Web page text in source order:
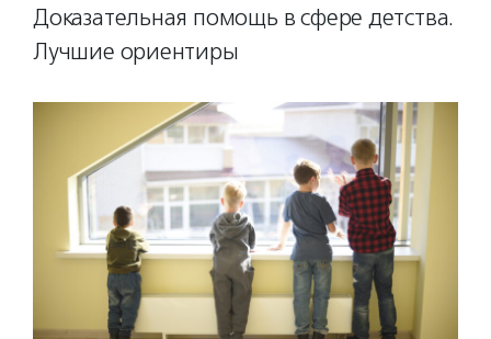
Доказательная помощь в сфере детства.
Лучшие ориентиры